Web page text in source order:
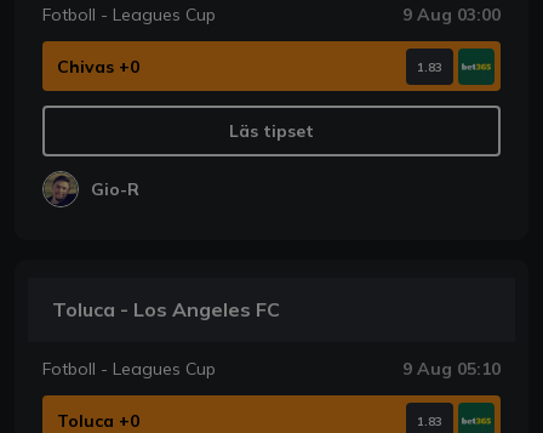
Fotboll - Leagues Cup 9 Aug 03:00
Chivas +0 1.83
Läs tipset
Gio-R
Toluca - Los Angeles FC
Fotboll - Leagues Cup 9 Aug 05:10
Toluca +0 1.83